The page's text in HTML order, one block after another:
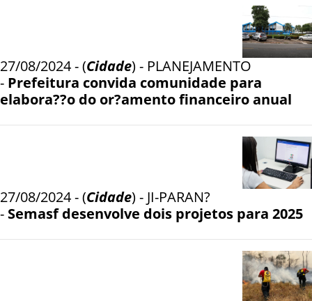
27/08/2024 - (Cidade) - PLANEJAMENTO
- Prefeitura convida comunidade para
elabora??o do or?amento financeiro anual
27/08/2024 - (Cidade) - JI-PARAN?
- Semasf desenvolve dois projetos para 2025